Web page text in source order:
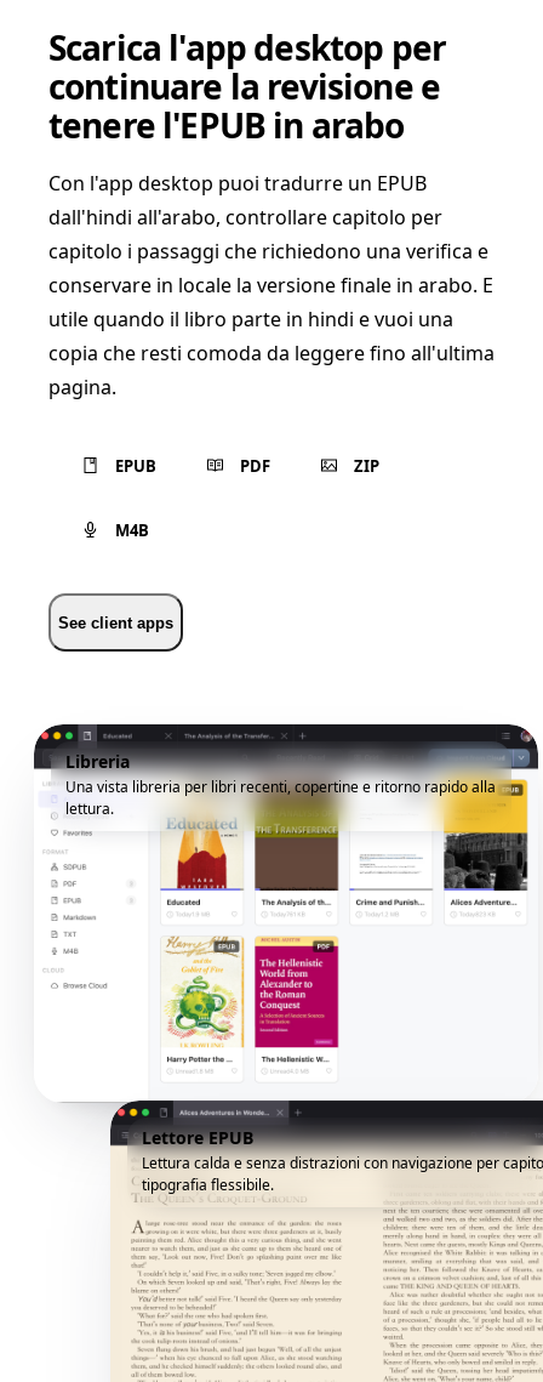
Scarica l'app desktop per
continuare la revisione e
tenere l'EPUB in arabo
Con l'app desktop puoi tradurre un EPUB
dall'hindi all'arabo, controllare capitolo per
capitolo i passaggi che richiedono una verifica e
conservare in locale la versione finale in arabo. E
utile quando il libro parte in hindi e vuoi una
copia che resti comoda da leggere fino all'ultima
pagina.
EPUB PDF ZIP
M4B
See client apps
Libreria
Una vista libreria per libri recenti, copertine e ritorno rapido alla
lettura.
Lettore EPUB
Lettura calda e senza distrazioni con navigazione per
tipografia flessibile.